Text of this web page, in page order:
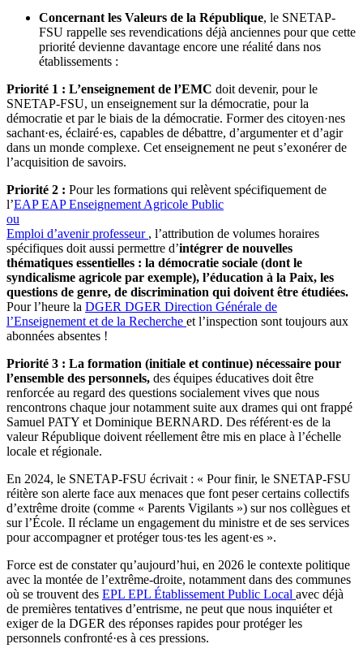
Concernant les Valeurs de la République, le SNETAP-
FSU rappelle ses revendications déjà anciennes pour que cette
priorité devienne davantage encore une réalité dans nos
établissements :
Priorité 1 : L’enseignement de l’EMC doit devenir, pour le
SNETAP-FSU, un enseignement sur la démocratie, pour la
démocratie et par le biais de la démocratie. Former des citoyen·nes
sachant·es, éclairé·es, capables de débattre, d’argumenter et d’agir
dans un monde complexe. Cet enseignement ne peut s’exonérer de
l’acquisition de savoirs.
Priorité 2 : Pour les formations qui relèvent spécifiquement de
l’EAP EAP Enseignement Agricole Public
ou
Emploi d’avenir professeur , l’attribution de volumes horaires
spécifiques doit aussi permettre d’intégrer de nouvelles
thématiques essentielles : la démocratie sociale (dont le
syndicalisme agricole par exemple), l’éducation à la Paix, les
questions de genre, de discrimination qui doivent être étudiées.
Pour l’heure la DGER DGER Direction Générale de
l’Enseignement et de la Recherche et l’inspection sont toujours aux
abonnées absentes !
Priorité 3 : La formation (initiale et continue) nécessaire pour
l’ensemble des personnels, des équipes éducatives doit être
renforcée au regard des questions socialement vives que nous
rencontrons chaque jour notamment suite aux drames qui ont frappé
Samuel PATY et Dominique BERNARD. Des référent·es de la
valeur République doivent réellement être mis en place à l’échelle
locale et régionale.
En 2024, le SNETAP-FSU écrivait : « Pour finir, le SNETAP-FSU
réitère son alerte face aux menaces que font peser certains collectifs
d’extrême droite (comme « Parents Vigilants ») sur nos collègues et
sur l’École. Il réclame un engagement du ministre et de ses services
pour accompagner et protéger tous·tes les agent·es ».
Force est de constater qu’aujourd’hui, en 2026 le contexte politique
avec la montée de l’extrême-droite, notamment dans des communes
où se trouvent des EPL EPL Établissement Public Local avec déjà
de premières tentatives d’entrisme, ne peut que nous inquiéter et
exiger de la DGER des réponses rapides pour protéger les
personnels confronté·es à ces pressions.